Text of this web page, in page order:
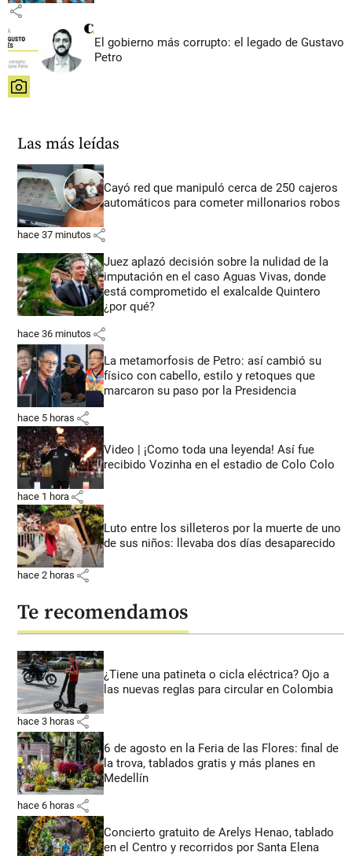
share
El gobierno más corrupto: el legado de Gustavo
Petro
share
Las más leídas
Cayó red que manipuló cerca de 250 cajeros
automáticos para cometer millonarios robos
hace 37 minutos share
Juez aplazó decisión sobre la nulidad de la
imputación en el caso Aguas Vivas, donde
está comprometido el exalcalde Quintero
¿por qué?
hace 36 minutos share
La metamorfosis de Petro: así cambió su
físico con cabello, estilo y retoques que
marcaron su paso por la Presidencia
hace 5 horas share
Video | ¡Como toda una leyenda! Así fue
recibido Vozinha en el estadio de Colo Colo
hace 1 hora share
Luto entre los silleteros por la muerte de uno
de sus niños: llevaba dos días desaparecido
hace 2 horas share
Te recomendamos
¿Tiene una patineta o cicla eléctrica? Ojo a
las nuevas reglas para circular en Colombia
hace 3 horas share
6 de agosto en la Feria de las Flores: final de
la trova, tablados gratis y más planes en
Medellín
hace 6 horas share
Concierto gratuito de Arelys Henao, tablado
en el Centro y recorridos por Santa Elena